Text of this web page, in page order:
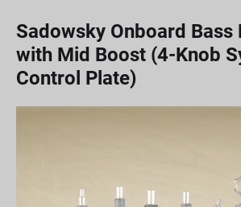
Sadowsky Onboard Bass
with Mid Boost (4-Knob
Control Plate)